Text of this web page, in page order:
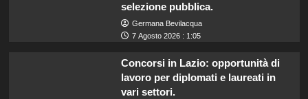
selezione pubblica.
Germana Bevilacqua
7 Agosto 2026 : 1:05
Concorsi in Lazio: opportunità di
lavoro per diplomati e laureati in
vari settori.